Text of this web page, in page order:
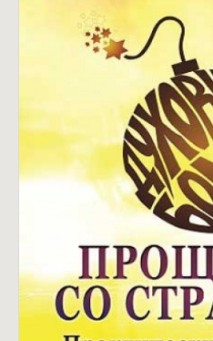
ENGLISH
СУВЕНІРИ